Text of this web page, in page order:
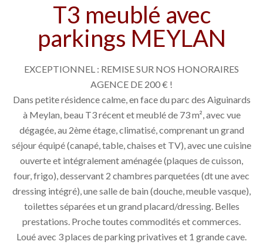
T3 meublé avec
parkings MEYLAN
EXCEPTIONNEL : REMISE SUR NOS HONORAIRES
AGENCE DE 200 € !
Dans petite résidence calme, en face du parc des Aiguinards
à Meylan, beau T3 récent et meublé de 73 m², avec vue
dégagée, au 2ème étage, climatisé, comprenant un grand
séjour équipé (canapé, table, chaises et TV), avec une cuisine
ouverte et intégralement aménagée (plaques de cuisson,
four, frigo), desservant 2 chambres parquetées (dt une avec
dressing intégré), une salle de bain (douche, meuble vasque),
toilettes séparées et un grand placard/dressing. Belles
prestations. Proche toutes commodités et commerces.
Loué avec 3 places de parking privatives et 1 grande cave.